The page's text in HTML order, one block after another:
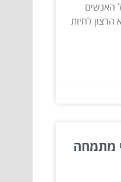
האנשים
לחיות
מתמחה